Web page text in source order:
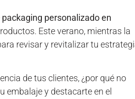
packaging personalizado en
Este verano, mientras la
revisar y revitalizar tu
de tus clientes, ¿por qué no
embalaje y destacarte en el